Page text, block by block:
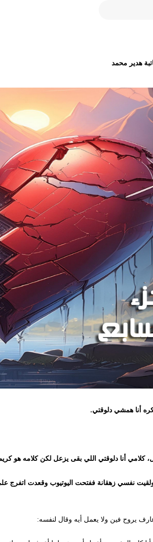
هدير محمد
همشي دلوقتي.
أنا دلوقتي اللي بقى يزعل لكن كلامه هو كريم
زهقانة ففتحت اليوتيوب وقعدت اتفرج على
فين ولا يعمل أيه وقال لنفسه: